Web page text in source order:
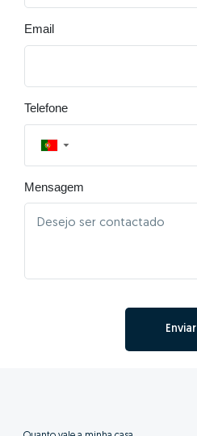
Email
Telefone
▼
Mensagem
Enviar